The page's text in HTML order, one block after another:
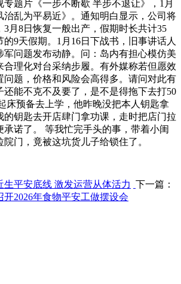
题片《一步不断歇 半步不退让》，1月
治乱为平易近》。通知明白显示，公司将
3月8日恢复一般出产，假期时长共计35
的9天假期。1月16日下战书，旧事讲话人
军问题发布动静。问：岛内有担心模仿美
合理化对台采纳步履。有外媒称若但愿效
问题，价格和风险会高得多。请问对此有
还能不克不及要了，是不是得拖下去打50
床预备去上学，他昨晚没把本人钥匙拿
的钥匙去开店肆门拿功课，走时把店门拉
承诺了。 等我忙完手头的事，带着小闺
门，竟被这坑货儿子给锁住了。
生平安底线 激发运营从体活力 下一篇：
2026年食物平安工做摆设会